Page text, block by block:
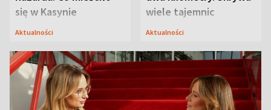
się w Kasynie
Oficerskim?
Aktualności
wiele tajemnic
Aktualności